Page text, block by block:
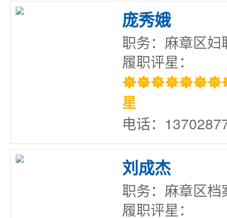
庞秀娥
职务：麻章区妇
履职评星：
星
电话：
刘成杰
职务：麻章区档
履职评星：